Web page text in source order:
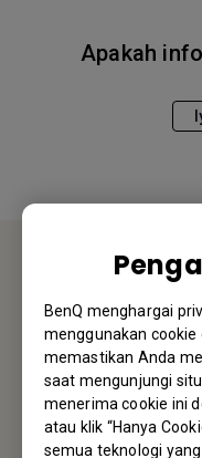
BenQ menghargai
menggunakan
memastikan Anda
saat mengunjungi
menerima cookie ini
atau klik “Hanya
semua teknologi
Apakah
Kami akan